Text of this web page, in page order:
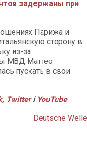
задержаны при
Парижа и
сторону в
из-за
МВД Маттео
пускать в свои
, Twitter і YouTube
Deutsche Welle